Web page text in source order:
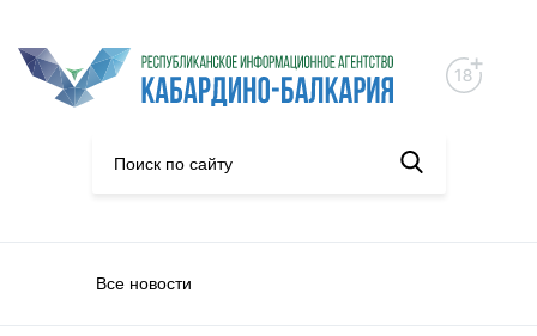
Все новости